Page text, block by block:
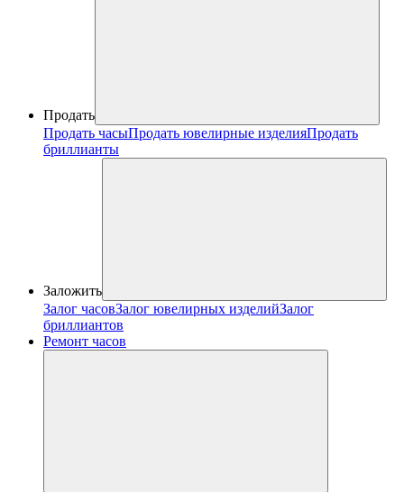
Продать
Продать часыПродать ювелирные изделияПродать
бриллианты
Заложить
Залог часовЗалог ювелирных изделийЗалог
бриллиантов
Ремонт часов